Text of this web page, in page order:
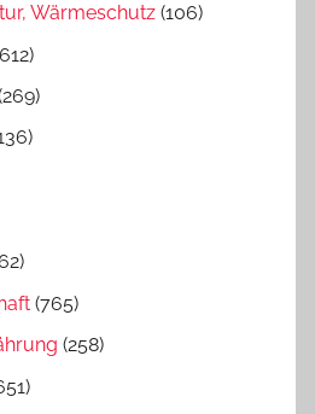
Wärmeschutz (106)
(765)
(258)